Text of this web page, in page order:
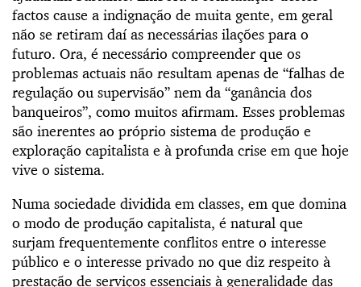
factos cause a indignação de muita gente, em geral
não se retiram daí as necessárias ilações para o
futuro. Ora, é necessário compreender que os
problemas actuais não resultam apenas de “falhas de
regulação ou supervisão” nem da “ganância dos
banqueiros”, como muitos afirmam. Esses problemas
são inerentes ao próprio sistema de produção e
exploração capitalista e à profunda crise em que hoje
vive o sistema.
Numa sociedade dividida em classes, em que domina
o modo de produção capitalista, é natural que
surjam frequentemente conflitos entre o interesse
público e o interesse privado no que diz respeito à
prestação de serviços essenciais à generalidade das